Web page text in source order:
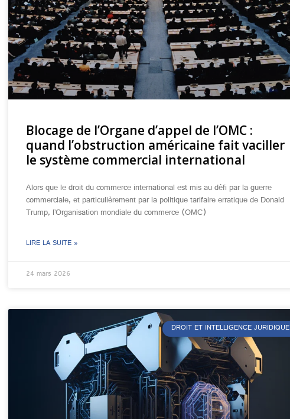
Blocage de l’Organe d’appel de l’OMC :
quand l’obstruction américaine fait vaciller
le système commercial international
Alors que le droit du commerce international est mis au défi par la guerre
commerciale, et particulièrement par la politique tarifaire erratique de Donald
Trump, l’Organisation mondiale du commerce (OMC)
LIRE LA SUITE »
24 mars 2026
DROIT ET INTELLIGENCE JURIDIQUE